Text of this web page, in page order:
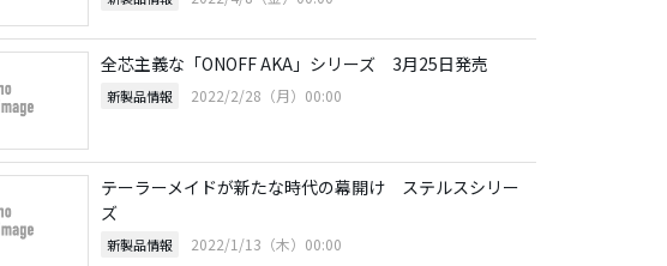
全芯主義な「ONOFF AKA」シリーズ 3月25日発売
新製品情報 2022/2/28（月）00:00
テーラーメイドが新たな時代の幕開け ステルスシリー
ズ
新製品情報 2022/1/13（木）00:00